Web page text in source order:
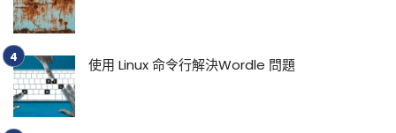
使用 Linux 命令行解決Wordle 問題